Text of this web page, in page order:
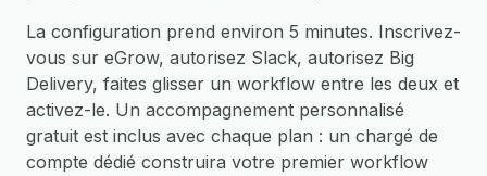
La configuration prend environ 5 minutes. Inscrivez-
vous sur eGrow, autorisez Slack, autorisez Big
Delivery, faites glisser un workflow entre les deux et
activez-le. Un accompagnement personnalisé
gratuit est inclus avec chaque plan : un chargé de
compte dédié construira votre premier workflow